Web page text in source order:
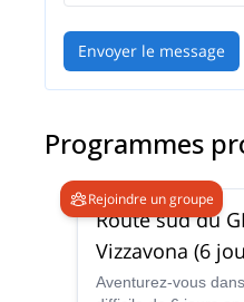
Envoyer le message
Programmes
Rejoindre un groupe
Route sud du
Vizzavona (6
randonnée)
Aventurez-vous